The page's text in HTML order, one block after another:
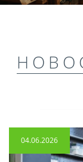
04.06.2026